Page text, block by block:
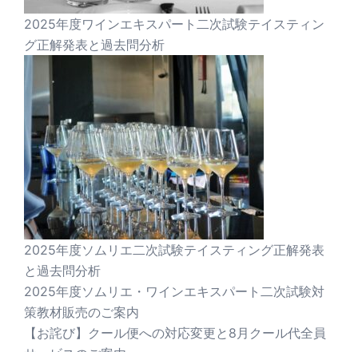
2025年度ワインエキスパート二次試験テイスティン
グ正解発表と過去問分析
2025年度ソムリエ二次試験テイスティング正解発表
と過去問分析
2025年度ソムリエ・ワインエキスパート二次試験対
策教材販売のご案内
【お詫び】クール便への対応変更と8月クール代全員